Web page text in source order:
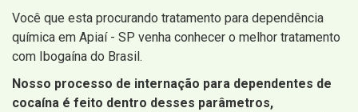
Você que esta procurando tratamento para dependência
química em Apiaí - SP venha conhecer o melhor tratamento
com Ibogaína do Brasil.
Nosso processo de internação para dependentes de
cocaína é feito dentro desses parâmetros,